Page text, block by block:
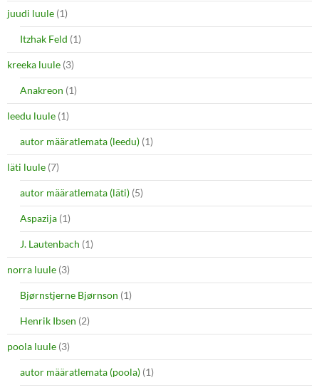
juudi luule (1)
Itzhak Feld (1)
kreeka luule (3)
Anakreon (1)
leedu luule (1)
autor määratlemata (leedu) (1)
läti luule (7)
autor määratlemata (läti) (5)
Aspazija (1)
J. Lautenbach (1)
norra luule (3)
Bjørnstjerne Bjørnson (1)
Henrik Ibsen (2)
poola luule (3)
autor määratlemata (poola) (1)